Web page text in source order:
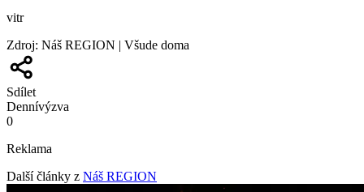
vitr
Zdroj: Náš REGION | Všude doma
Sdílet
Dennívýzva
0
Reklama
Další články z Náš REGION